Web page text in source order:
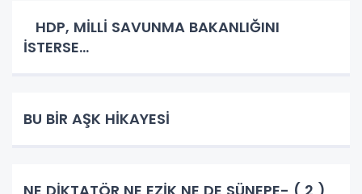
HDP, MİLLİ SAVUNMA BAKANLIĞINI
İSTERSE…
BU BİR AŞK HİKAYESİ